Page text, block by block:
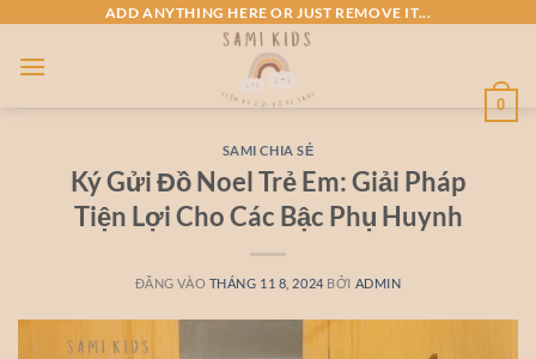
nội
dung
ADD ANYTHING HERE OR JUST REMOVE IT...
0
SAMI CHIA SẺ
Ký Gửi Đồ Noel Trẻ Em: Giải Pháp
Tiện Lợi Cho Các Bậc Phụ Huynh
ĐĂNG VÀO THÁNG 11 8, 2024 BỞI ADMIN